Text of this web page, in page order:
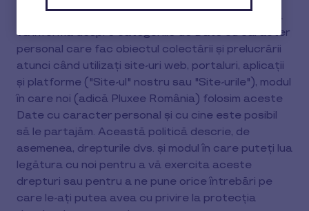
Următoarele informații vă sunt furnizate pentru a
vă informa despre categoriile de Date cu caracter
personal care fac obiectul colectării și prelucrării
atunci când utilizați site-uri web, portaluri, aplicații
și platforme ("Site-ul" nostru sau "Site-urile"), modul
în care noi (adică Pluxee România) folosim aceste
Date cu caracter personal și cu cine este posibil
să le partajăm. Această politică descrie, de
asemenea, drepturile dvs. și modul în care puteți lua
legătura cu noi pentru a vă exercita aceste
drepturi sau pentru a ne pune orice întrebări pe
care le-ați putea avea cu privire la protecția